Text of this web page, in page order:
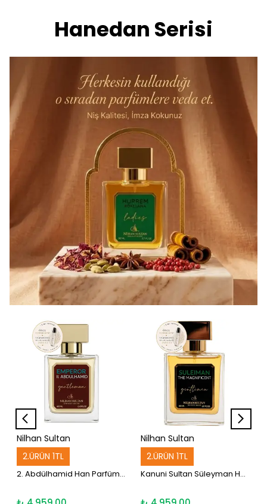
Hanedan Serisi
Nilhan Sultan
2.ÜRÜN 1TL
2. Abdülhamid Han Parfüm 60 ml
Nilhan Sultan
2.ÜRÜN 1TL
Kanuni Sultan Süleyman Han Parfüm 60ml